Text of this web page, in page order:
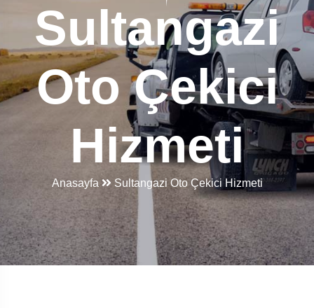
Sultangazi
Oto Çekici
Hizmeti
Anasayfa Sultangazi Oto Çekici Hizmeti